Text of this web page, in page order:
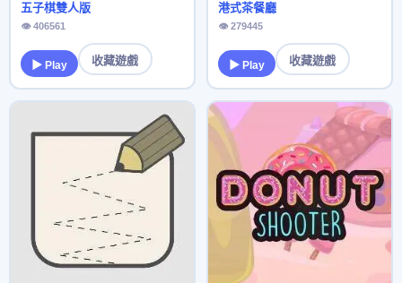
五子棋雙人版
👁 406561
▶ Play 收藏遊戲
港式茶餐廳
👁 279445
▶ Play 收藏遊戲